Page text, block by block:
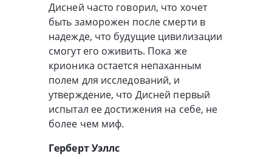
Дисней часто говорил, что хочет
быть заморожен после смерти в
надежде, что будущие цивилизации
смогут его оживить. Пока же
крионика остается непаханным
полем для исследований, и
утверждение, что Дисней первый
испытал ее достижения на себе, не
более чем миф.
Герберт Уэллс